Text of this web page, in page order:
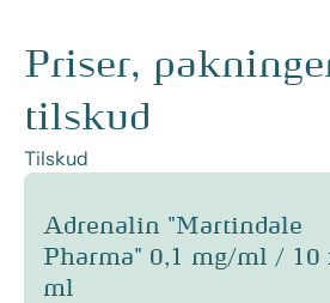
Priser,
tilskud
Tilskud
Adrenalin "Martindale
Pharma" 0,1 mg/ml / 10
ml